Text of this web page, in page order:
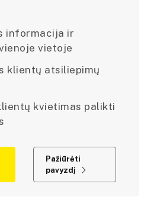
informacija ir
vietoje
klientų atsiliepimų
kvietimas palikti
Pažiūrėti
pavyzdį